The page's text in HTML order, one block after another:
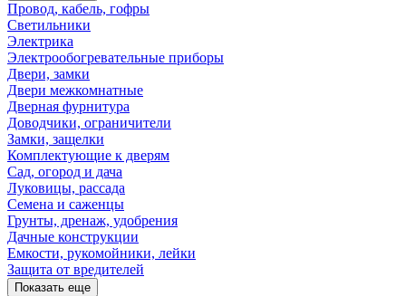
Провод, кабель, гофры
Светильники
Электрика
Электрообогревательные приборы
Двери, замки
Двери межкомнатные
Дверная фурнитура
Доводчики, ограничители
Замки, защелки
Комплектующие к дверям
Сад, огород и дача
Луковицы, рассада
Семена и саженцы
Грунты, дренаж, удобрения
Дачные конструкции
Емкости, рукомойники, лейки
Защита от вредителей
Показать еще